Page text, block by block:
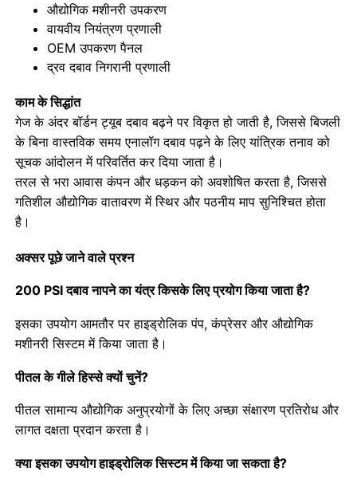
दबाव परीक्षण किट
शुष्क दबाव नापने का यंत्र
मिनी प्रेशर गेज
डिजिटल दबाव नापने का यंत्र
प्रेशर गेज के प्रकार
औद्योगिक मशीनरी उपकरण
वायवीय नियंत्रण प्रणाली
OEM उपकरण पैनल
द्रव दबाव निगरानी प्रणाली
काम के सिद्धांत
गेज के अंदर बॉर्डन ट्यूब दबाव बढ़ने पर विकृत हो जाती है, जिससे बिजली
के बिना वास्तविक समय एनालॉग दबाव पढ़ने के लिए यांत्रिक तनाव को
सूचक आंदोलन में परिवर्तित कर दिया जाता है।
तरल से भरा आवास कंपन और धड़कन को अवशोषित करता है, जिससे
गतिशील औद्योगिक वातावरण में स्थिर और पठनीय माप सुनिश्चित होता
है।
अक्सर पूछे जाने वाले प्रश्न
200 PSI दबाव नापने का यंत्र किसके लिए प्रयोग किया जाता है?
इसका उपयोग आमतौर पर हाइड्रोलिक पंप, कंप्रेसर और औद्योगिक
मशीनरी सिस्टम में किया जाता है।
पीतल के गीले हिस्से क्यों चुनें?
पीतल सामान्य औद्योगिक अनुप्रयोगों के लिए अच्छा संक्षारण प्रतिरोध और
लागत दक्षता प्रदान करता है।
क्या इसका उपयोग हाइड्रोलिक सिस्टम में किया जा सकता है?